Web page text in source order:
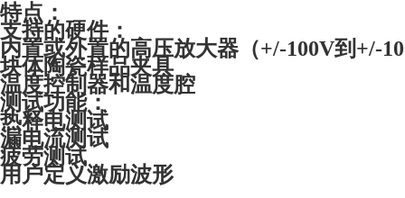
特点：
支持的硬件：
内置或外置的高压放大器（+/-100V到+/-
块体陶瓷样品夹具
温度控制器和温度腔
测试功能：
热释电测试
漏电流测试
疲劳测试
用户定义激励波形